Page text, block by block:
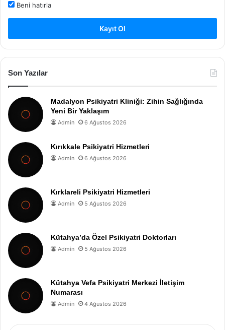
Beni hatırla
Kayıt Ol
Son Yazılar
Madalyon Psikiyatri Kliniği: Zihin Sağlığında
Yeni Bir Yaklaşım
Admin 6 Ağustos 2026
Kırıkkale Psikiyatri Hizmetleri
Admin 6 Ağustos 2026
Kırklareli Psikiyatri Hizmetleri
Admin 5 Ağustos 2026
Kütahya’da Özel Psikiyatri Doktorları
Admin 5 Ağustos 2026
Kütahya Vefa Psikiyatri Merkezi İletişim
Numarası
Admin 4 Ağustos 2026